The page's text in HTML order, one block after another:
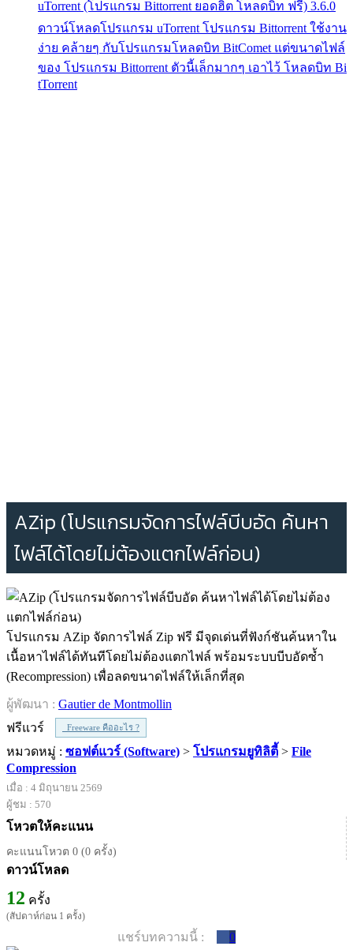
uTorrent (โปรแกรม Bittorrent ยอดฮิต โหลดบิท ฟรี) 3.6.0
ดาวน์โหลดโปรแกรม uTorrent โปรแกรม Bittorrent ใช้งาน
ง่าย คล้ายๆ กับโปรแกรมโหลดบิท BitComet แต่ขนาดไฟล์
ของ โปรแกรม Bittorrent ตัวนี้เล็กมากๆ เอาไว้ โหลดบิท Bi
tTorrent
AZip (โปรแกรมจัดการไฟล์บีบอัด ค้นหา
ไฟล์ได้โดยไม่ต้องแตกไฟล์ก่อน)
โปรแกรม AZip จัดการไฟล์ Zip ฟรี มีจุดเด่นที่ฟังก์ชันค้นหาใน
เนื้อหาไฟล์ได้ทันทีโดยไม่ต้องแตกไฟล์ พร้อมระบบบีบอัดซ้ำ
(Recompression) เพื่อลดขนาดไฟล์ให้เล็กที่สุด
ผู้พัฒนา : Gautier de Montmollin
ฟรีแวร์
Freeware คืออะไร ?
หมวดหมู่ : ซอฟต์แวร์ (Software) > โปรแกรมยูทิลิตี้ > File
Compression
เมื่อ : 4 มิถุนายน 2569
ผู้ชม : 570
โหวตให้คะแนน
คะแนนโหวต 0 (0 ครั้ง)
ดาวน์โหลด
12 ครั้ง
(สัปดาห์ก่อน 1 ครั้ง)
แชร์บทความนี้ : 0